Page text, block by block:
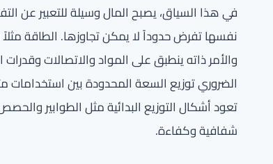
في هذا السياق، يصبح المال وسيلة للتعبير عن
نفسها تفرض حدوداً لا يمكن تجاوزها. الطاقة
والأمر ذاته ينطبق على المواد والاتصالات
الضروري توزيع السعة المحدودة بين استخدامات
تعود أشكال التوزيع البدائية مثل الطوابير
شفافية وكفاءة.